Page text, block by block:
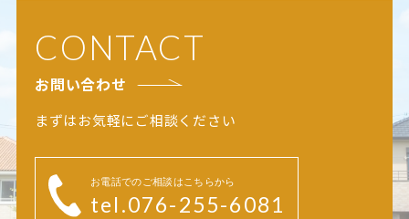
CONTACT
お問い合わせ
まずはお気軽にご相談ください
お電話でのご相談はこちらから
tel.076-255-6081